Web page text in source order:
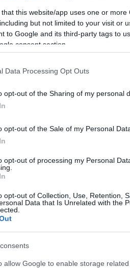
that this website/app uses one or
but not limited to your visit or
to Google and its third-party tags to
consent section.
Data Processing Opt Outs
opt-out of the Sharing of my personal
opt-out of the Sale of my Personal
opt-out of processing my Personal
opt-out of Collection, Use, Retention,
Data that Is Unrelated with the
allow Google to enable storage
jódtartalmú fertőtlenítőszerrel
beszerezhető a
barnás folt szappanos
nincs szükség;
haladéktalanul ORVOSHOZ
huszonegy napig, az ebzárlat
a kutyákat megkötve úgy
zárt udvarban a kutyák
szabad kivinni;
elleni védőoltással
vizsgálata után és